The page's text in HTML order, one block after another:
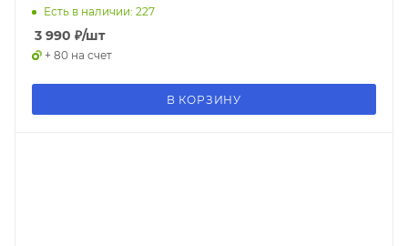
Есть в наличии: 227
3 990 ₽/шт
+ 80 на счет
В КОРЗИНУ